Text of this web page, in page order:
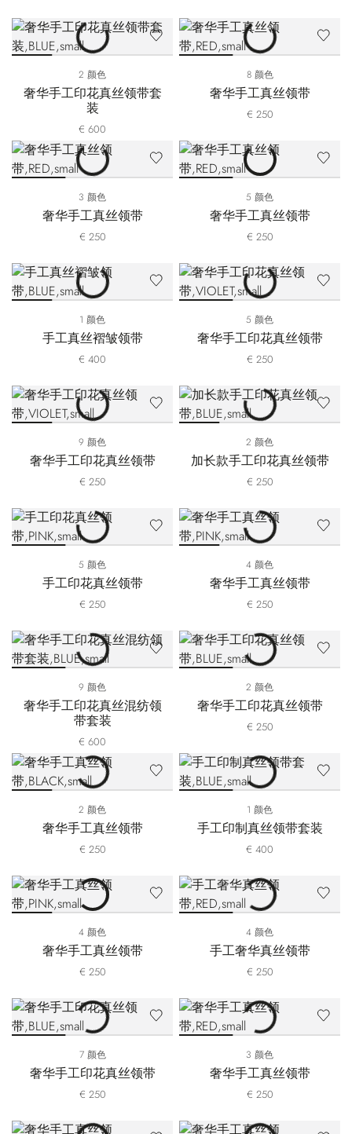
2 颜色
奢华手工印花真丝领带套
装
€ 600
8 颜色
奢华手工真丝领带
€ 250
3 颜色
奢华手工真丝领带
€ 250
5 颜色
奢华手工真丝领带
€ 250
1 颜色
手工真丝褶皱领带
€ 400
5 颜色
奢华手工印花真丝领带
€ 250
9 颜色
奢华手工印花真丝领带
€ 250
2 颜色
加长款手工印花真丝领带
€ 250
5 颜色
手工印花真丝领带
€ 250
4 颜色
奢华手工真丝领带
€ 250
9 颜色
奢华手工印花真丝混纺领
带套装
€ 600
2 颜色
奢华手工印花真丝领带
€ 250
2 颜色
奢华手工真丝领带
€ 250
1 颜色
手工印制真丝领带套装
€ 400
4 颜色
奢华手工真丝领带
€ 250
4 颜色
手工奢华真丝领带
€ 250
7 颜色
奢华手工印花真丝领带
€ 250
3 颜色
奢华手工真丝领带
€ 250